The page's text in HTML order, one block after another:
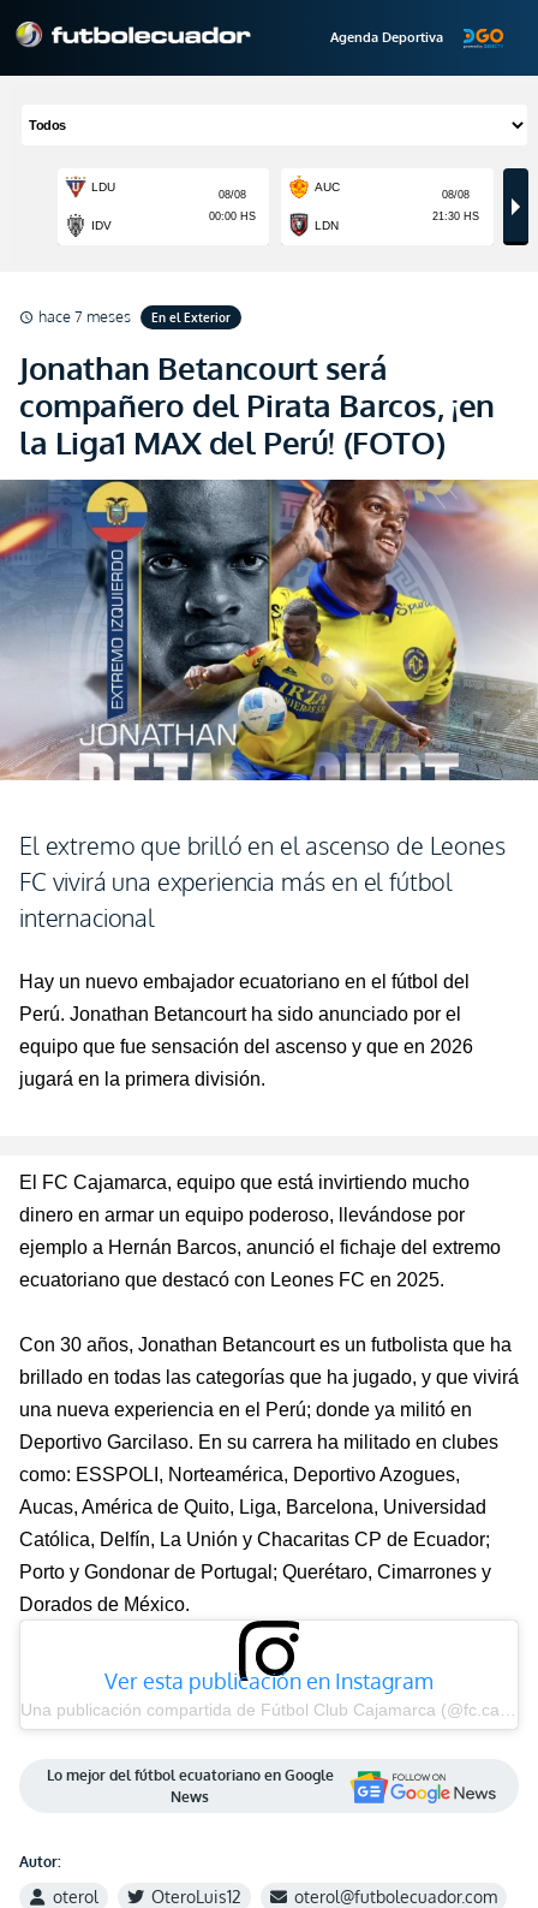
Agenda Deportiva
schedule hace 7 meses En el Exterior
Jonathan Betancourt será
compañero del Pirata Barcos, ¡en
la Liga1 MAX del Perú! (FOTO)
El extremo que brilló en el ascenso de Leones
FC vivirá una experiencia más en el fútbol
internacional
Hay un nuevo embajador ecuatoriano en el fútbol del
Perú. Jonathan Betancourt ha sido anunciado por el
equipo que fue sensación del ascenso y que en 2026
jugará en la primera división.
El FC Cajamarca, equipo que está invirtiendo mucho
dinero en armar un equipo poderoso, llevándose por
ejemplo a Hernán Barcos, anunció el fichaje del extremo
ecuatoriano que destacó con Leones FC en 2025.
Con 30 años, Jonathan Betancourt es un futbolista que ha
brillado en todas las categorías que ha jugado, y que vivirá
una nueva experiencia en el Perú; donde ya militó en
Deportivo Garcilaso. En su carrera ha militado en clubes
como: ESSPOLI, Norteamérica, Deportivo Azogues,
Aucas, América de Quito, Liga, Barcelona, Universidad
Católica, Delfín, La Unión y Chacaritas CP de Ecuador;
Porto y Gondonar de Portugal; Querétaro, Cimarrones y
Dorados de México.
Ver esta publicación en Instagram
Lo mejor del fútbol ecuatoriano en Google
News
Autor:
oterol OteroLuis12 oterol@futbolecuador.com